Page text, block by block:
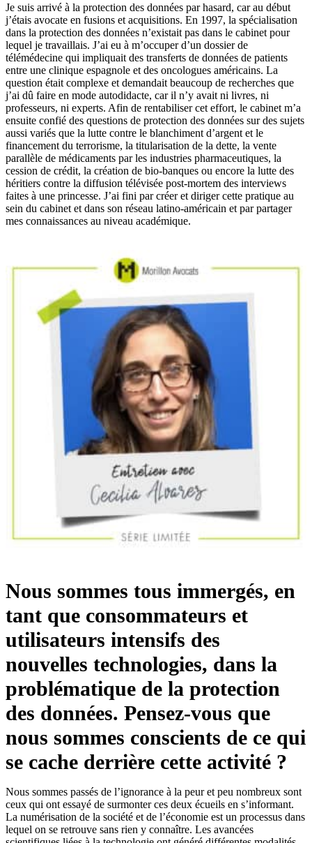
Je suis arrivé à la protection des données par hasard, car au début
j’étais avocate en fusions et acquisitions. En 1997, la spécialisation
dans la protection des données n’existait pas dans le cabinet pour
lequel je travaillais. J’ai eu à m’occuper d’un dossier de
télémédecine qui impliquait des transferts de données de patients
entre une clinique espagnole et des oncologues américains. La
question était complexe et demandait beaucoup de recherches que
j’ai dû faire en mode autodidacte, car il n’y avait ni livres, ni
professeurs, ni experts. Afin de rentabiliser cet effort, le cabinet m’a
ensuite confié des questions de protection des données sur des sujets
aussi variés que la lutte contre le blanchiment d’argent et le
financement du terrorisme, la titularisation de la dette, la vente
parallèle de médicaments par les industries pharmaceutiques, la
cession de crédit, la création de bio-banques ou encore la lutte des
héritiers contre la diffusion télévisée post-mortem des interviews
faites à une princesse. J’ai fini par créer et diriger cette pratique au
sein du cabinet et dans son réseau latino-américain et par partager
mes connaissances au niveau académique.
Nous sommes tous immergés, en
tant que consommateurs et
utilisateurs intensifs des
nouvelles technologies, dans la
problématique de la protection
des données. Pensez-vous que
nous sommes conscients de ce qui
se cache derrière cette activité ?
Nous sommes passés de l’ignorance à la peur et peu nombreux sont
ceux qui ont essayé de surmonter ces deux écueils en s’informant.
La numérisation de la société et de l’économie est un processus dans
lequel on se retrouve sans rien y connaître. Les avancées